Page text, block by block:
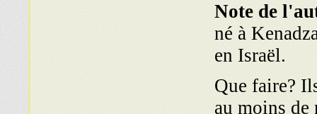
Note de
né à
en Israël.
Que faire?
au moins